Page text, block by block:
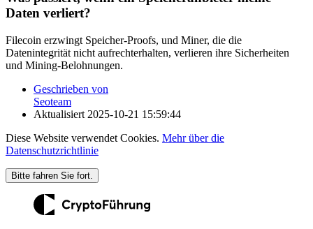
Daten verliert?
Filecoin erzwingt Speicher-Proofs, und Miner, die die
Datenintegrität nicht aufrechterhalten, verlieren ihre Sicherheiten
und Mining-Belohnungen.
Geschrieben von
Seoteam
Aktualisiert 2025-10-21 15:59:44
Diese Website verwendet Cookies. Mehr über die
Datenschutzrichtlinie
Bitte fahren Sie fort.